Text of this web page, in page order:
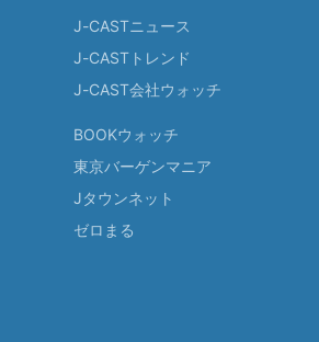
J-CASTニュース
J-CASTトレンド
J-CAST会社ウォッチ
BOOKウォッチ
東京バーゲンマニア
Jタウンネット
ゼロまる